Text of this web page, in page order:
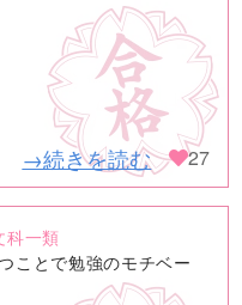
→続きを読む 27
科一類
ことで勉強のモチベー